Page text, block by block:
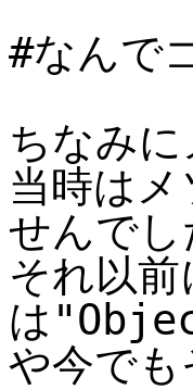
#なんで
ちなみ
当時は
せんでし
それ以
は
や今で